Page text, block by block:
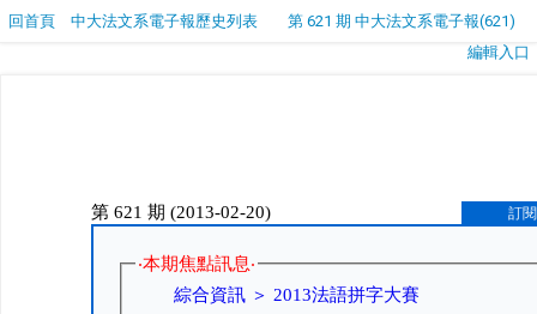
回首頁 中大法文系電子報歷史列表
第 621 期 中大法文系電子報(621)
編輯入口